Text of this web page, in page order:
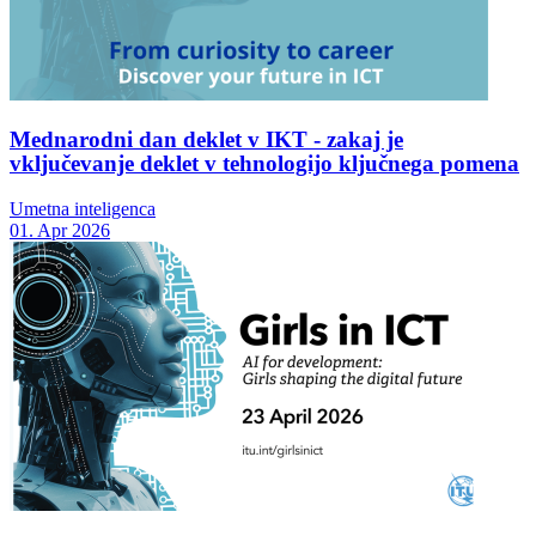
Tema
Mednarodni dan deklet v IKT - zakaj je
vključevanje deklet v tehnologijo ključnega pomena
Umetna inteligenca
01. Apr 2026